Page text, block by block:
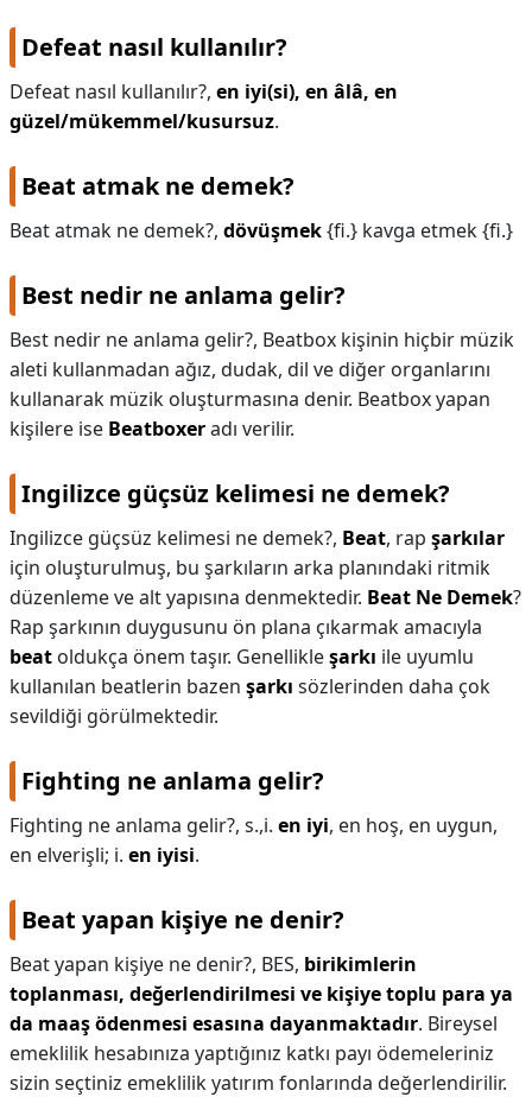
Defeat nasıl kullanılır?
Defeat nasıl kullanılır?, en iyi(si), en âlâ, en
güzel/mükemmel/kusursuz.
Beat atmak ne demek?
Beat atmak ne demek?, dövüşmek{fi.} kavga etmek {fi.}
Best nedir ne anlama gelir?
Best nedir ne anlama gelir?, Beatbox kişinin hiçbir müzik
aleti kullanmadan ağız, dudak, dil ve diğer organlarını
kullanarak müzik oluşturmasına denir. Beatbox yapan
kişilere ise Beatboxeradı verilir.
Ingilizce güçsüz kelimesi ne demek?
Ingilizce güçsüz kelimesi ne demek?, Beat, rap şarkılar
için oluşturulmuş, bu şarkıların arka planındaki ritmik
düzenleme ve alt yapısına denmektedir. Beat Ne Demek?
Rap şarkının duygusunu ön plana çıkarmak amacıyla
beat oldukça önem taşır. Genellikleşarkı ile uyumlu
kullanılan beatlerin bazen şarkı sözlerinden daha çok
sevildiği görülmektedir.
Fighting ne anlama gelir?
Fighting ne anlama gelir?, s.,i. en iyi, en hoş, en uygun,
en elverişli; i. en iyisi.
Beat yapan kişiye ne denir?
Beat yapan kişiye ne denir?, BES, birikimlerin
toplanması, değerlendirilmesi ve kişiye toplu para ya
da maaş ödenmesi esasına dayanmaktadır. Bireysel
emeklilik hesabınıza yaptığınız katkı payı ödemeleriniz
sizin seçtiniz emeklilik yatırım fonlarında değerlendirilir.